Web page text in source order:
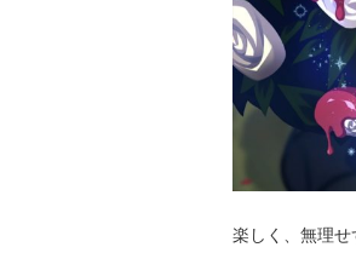
楽しく、無理せ